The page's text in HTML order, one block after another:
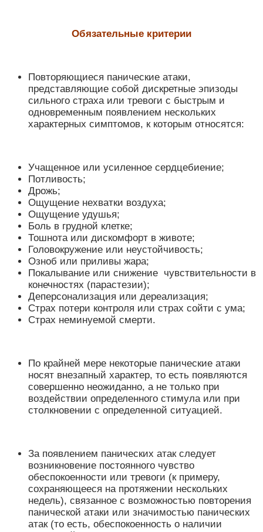
Обязательные критерии
Повторяющиеся панические атаки,
представляющие собой дискретные эпизоды
сильного страха или тревоги с быстрым и
одновременным появлением нескольких
характерных симптомов, к которым относятся:
Учащенное или усиленное сердцебиение;
Потливость;
Дрожь;
Ощущение нехватки воздуха;
Ощущение удушья;
Боль в грудной клетке;
Тошнота или дискомфорт в животе;
Головокружение или неустойчивость;
Озноб или приливы жара;
Покалывание или снижение чувствительности в
конечностях (парастезии);
Деперсонализация или дереализация;
Страх потери контроля или страх сойти с ума;
Страх неминуемой смерти.
По крайней мере некоторые панические атаки
носят внезапный характер, то есть появляются
совершенно неожиданно, а не только при
воздействии определенного стимула или при
столкновении с определенной ситуацией.
За появлением панических атак следует
возникновение постоянного чувство
обеспокоенности или тревоги (к примеру,
сохраняющееся на протяжении нескольких
недель), связанное с возможностью повторения
панической атаки или значимостью панических
атак (то есть, обеспокоенность о наличии